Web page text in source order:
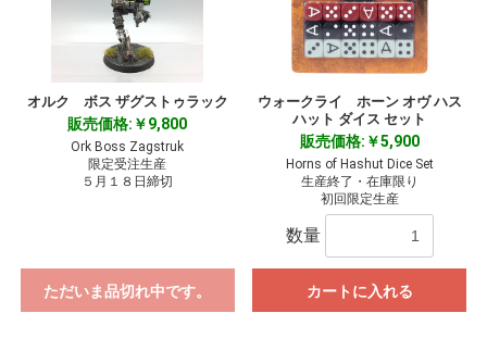
オルク ボス ザグストゥラック
販売価格:￥9,800
Ork Boss Zagstruk
限定受注生産
５月１８日締切
ただいま品切れ中です。
ウォークライ ホーン オヴ ハス
ハット ダイス セット
販売価格:￥5,900
Horns of Hashut Dice Set
生産終了・在庫限り
初回限定生産
数量
カートに入れる